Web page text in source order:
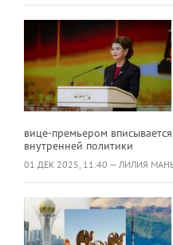
вице-премьером
внутренней политики
01 ДЕК 2025, 11:40 — ЛИЛИЯ